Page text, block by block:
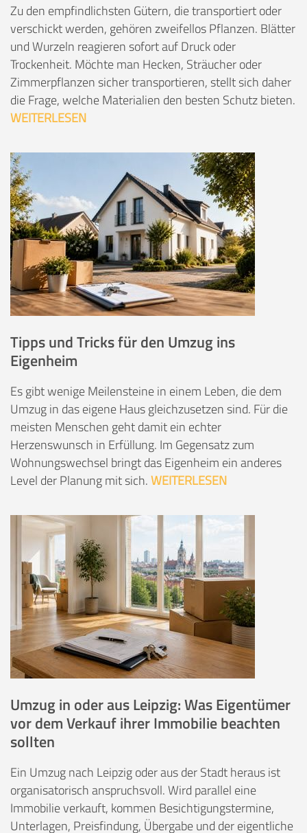
Zu den empfindlichsten Gütern, die transportiert oder
verschickt werden, gehören zweifellos Pflanzen. Blätter
und Wurzeln reagieren sofort auf Druck oder
Trockenheit. Möchte man Hecken, Sträucher oder
Zimmerpflanzen sicher transportieren, stellt sich daher
die Frage, welche Materialien den besten Schutz bieten.
WEITERLESEN
Tipps und Tricks für den Umzug ins
Eigenheim
Es gibt wenige Meilensteine in einem Leben, die dem
Umzug in das eigene Haus gleichzusetzen sind. Für die
meisten Menschen geht damit ein echter
Herzenswunsch in Erfüllung. Im Gegensatz zum
Wohnungswechsel bringt das Eigenheim ein anderes
Level der Planung mit sich.WEITERLESEN
Umzug in oder aus Leipzig: Was Eigentümer
vor dem Verkauf ihrer Immobilie beachten
sollten
Ein Umzug nach Leipzig oder aus der Stadt heraus ist
organisatorisch anspruchsvoll. Wird parallel eine
Immobilie verkauft, kommen Besichtigungstermine,
Unterlagen, Preisfindung, Übergabe und der eigentliche